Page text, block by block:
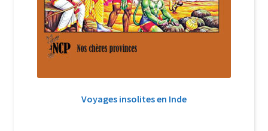
Suivi de la Commande
Voyages insolites en Inde